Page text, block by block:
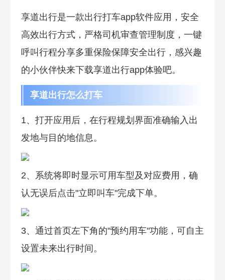
享道出行是一款出行打车app软件应用，安全
高效出行方式，严格司机审查管理制度，一键
呼叫行程分享多重保险保障安全出行，感兴趣
的小伙伴快来下载享道出行app体验吧。
享道出行怎么打车
1、打开应用后，在行程规划界面准确输入出
发地与目的地信息。
2、系统将即时显示可用车型及对应费用，确
认无误后点击"立即叫车"完成下单。
3、通过首页左下角的"预约用车"功能，可自主
设置未来出行时间。